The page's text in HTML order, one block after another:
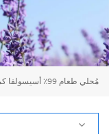
مُحلي طعام 99٪ أسيسولفا كم